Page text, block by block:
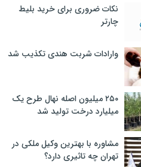
نکات ضروری برای خرید بلیط
چارتر
وارادات شربت هندی تکذیب شد
۲۵۰ میلیون اصله نهال طرح یک
میلیارد درخت تولید شد
مشاوره با بهترین وکیل ملکی در
تهران چه تاثیری دارد؟